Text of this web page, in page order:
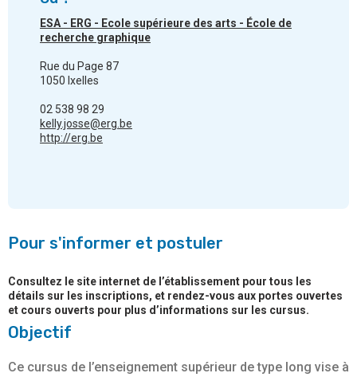
Objectif
Ce cursus de l’enseignement supérieur de type long vise à
ESA - ERG - Ecole supérieure des arts - École de
recherche graphique
Rue du Page 87
1050 Ixelles
02 538 98 29
kelly.josse@erg.be
http://erg.be
Pour s'informer et postuler
Consultez le site internet de l’établissement pour tous les
détails sur les inscriptions, et rendez-vous aux portes ouvertes
et cours ouverts pour plus d’informations sur les cursus.